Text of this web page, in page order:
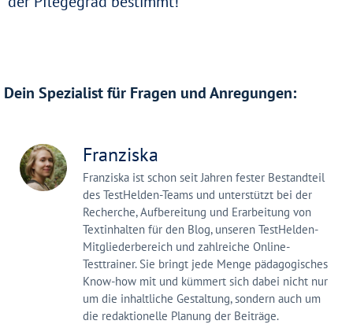
Dein Spezialist für Fragen und Anregungen:
Franziska
Franziska ist schon seit Jahren fester Bestandteil
des TestHelden-Teams und unterstützt bei der
Recherche, Aufbereitung und Erarbeitung von
Textinhalten für den Blog, unseren TestHelden-
Mitgliederbereich und zahlreiche Online-
Testtrainer. Sie bringt jede Menge pädagogisches
Know-how mit und kümmert sich dabei nicht nur
um die inhaltliche Gestaltung, sondern auch um
die redaktionelle Planung der Beiträge.